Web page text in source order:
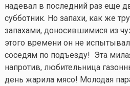
надевал в последний раз еще
субботник. Но запахи, как же
запахами, доносившимися из
этого времени он не
соседям по подъезду! Эта
напротив, любительница
день жарила мясо! Молодая